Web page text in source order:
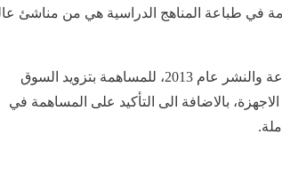
في طباعة المناهج الدراسية هي من مناشئ
يذكر أن العتبة الحسينية المقدسة، افتتحت دار الوارث للطباعة والنشر عام 2013، للمساهمة بتزويد السوق
بالاضافة الى التأكيد على المساهمة في